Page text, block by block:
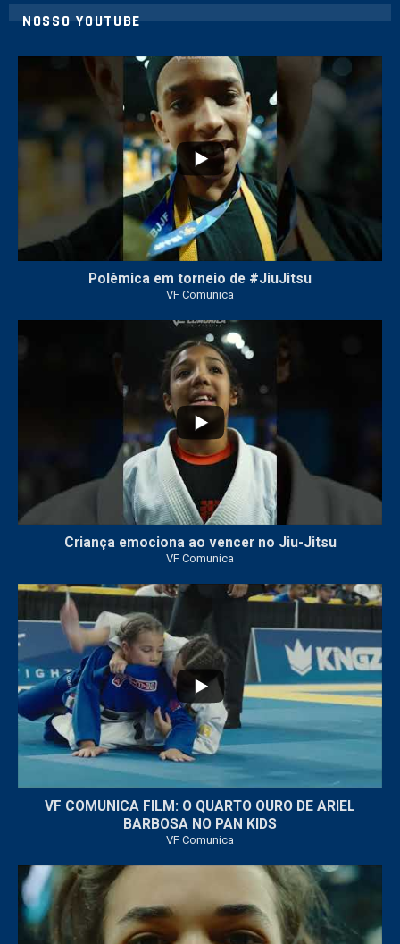
NOSSO YOUTUBE
Polêmica em torneio de #JiuJitsu
VF Comunica
Criança emociona ao vencer no Jiu-Jitsu
VF Comunica
...
VF COMUNICA FILM: O QUARTO OURO DE ARIEL
BARBOSA NO PAN KIDS
VF Comunica
...